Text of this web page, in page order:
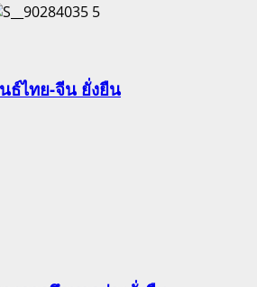
5
ธ์ไทย-จีน ยั่งยืน